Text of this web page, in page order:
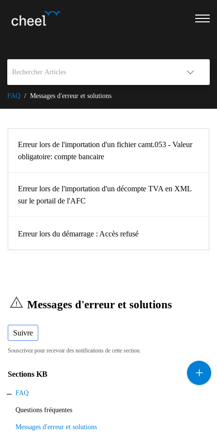
FAQ Messages d'erreur et solutions
Erreur lors de l'importation d'un fichier camt.053 - Valeur
obligatoire: compte bancaire
Erreur lors de l'importation d'un décompte TVA en XML
sur le portail de l'AFC
Erreur lors du démarrage : Accès refusé
Messages d'erreur et solutions
Suivre
Souscrivez pour recevoir des notifications de cette section.
Sections KB
FAQ
Questions fréquentes
Messages d'erreur et solutions